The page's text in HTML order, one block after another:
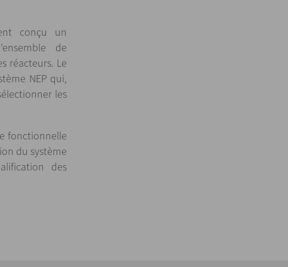
conçu un
de
réacteurs. Le
NEP qui,
les
fonctionnelle
du système
des